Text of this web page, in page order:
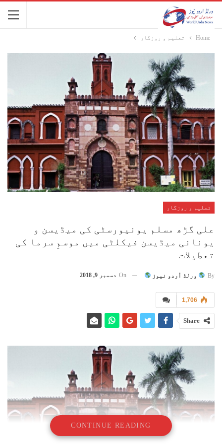
Home تعلیم و روزگار
تعلیم و روزگار
علی گڑھ مسلم یونیورسٹی کی میڈیسن و
یونانی میڈیسن فیکلٹی میں موسمِ سرما کی
تعطیلات
By ورلڈ اُردو نیوز On دسمبر 9, 2018
1,706
Share
CONTINUE READING